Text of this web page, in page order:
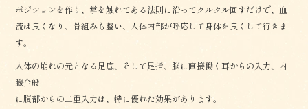
ポジションを作り、掌を触れてある法則に沿ってクルクル回すだけで、血
流は良くなり、骨組みも整い、人体内部が呼応して身体を良くして行きま
す。
人体の崩れの元となる足底、そして足指、脳に直接働く耳からの入力、内
臓全般
に腹部からの二重入力は、特に優れた効果があります。